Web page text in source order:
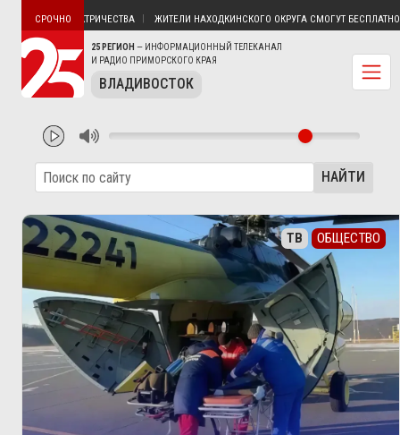
25 РЕГИОН — ИНФОРМАЦИОННЫЙ ТЕЛЕКАНАЛ
И РАДИО ПРИМОРСКОГО КРАЯ
ВЛАДИВОСТОК
СРОЧНО
БЕЗ ЭЛЕКТРИЧЕСТВА ЖИТЕЛИ НАХОДКИНСКОГО ОКРУГА СМОГУТ БЕСПЛАТНО
НАЙТИ
ТВ ОБЩЕСТВО